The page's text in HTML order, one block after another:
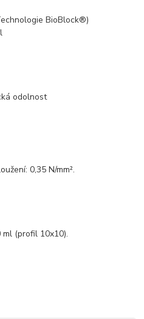
BioBlock®)
odolnost
0,35 N/mm².
(profil 10x10).